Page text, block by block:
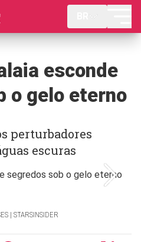
esconde
o gelo eterno
perturbadores
escuras
| STARSINSIDER